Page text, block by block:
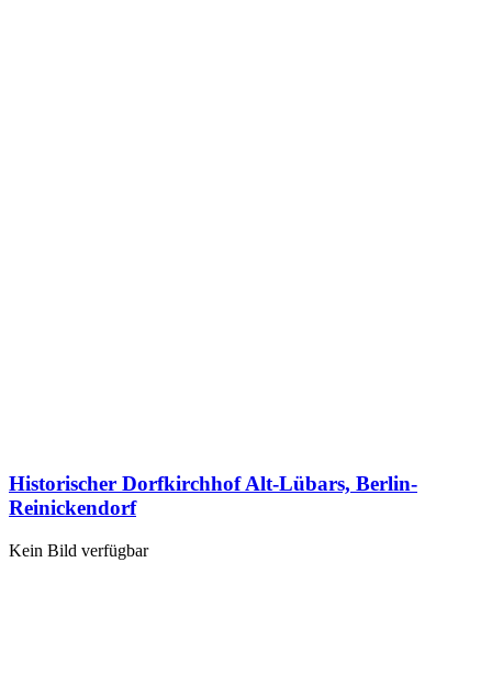
Historischer Dorfkirchhof Alt-Lübars, Berlin-
Reinickendorf
Kein Bild verfügbar